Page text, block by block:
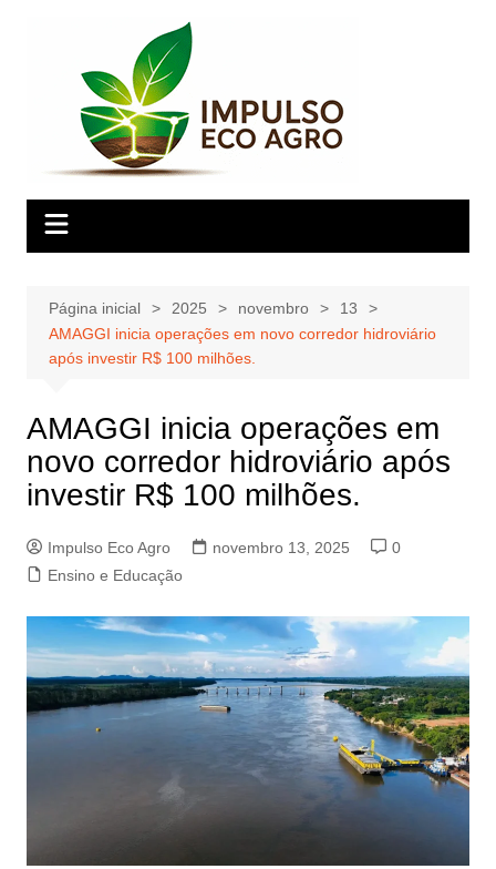
Página inicial 2025 novembro
13
AMAGGI inicia operações em novo corredor hidroviário
após investir R$ 100 milhões.
AMAGGI inicia operações em
novo corredor hidroviário após
investir R$ 100 milhões.
Impulso Eco Agro novembro 13, 2025
0
Ensino e Educação